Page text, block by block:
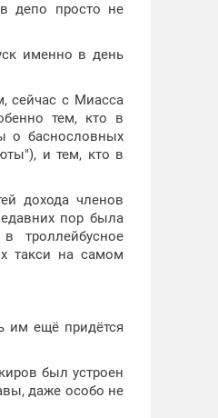
депо просто не
именно в день
сейчас с Миасса
тем, кто в
о баснословных
и тем, кто в
дохода членов
пор была
троллейбусное
такси на самом
им ещё придётся
был устроен
даже особо не